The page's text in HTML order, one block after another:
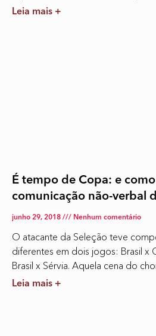
Leia mais +
É tempo de Copa: e
comunicação não-verbal
junho 29, 2018 Nenhum comentário
O atacante da Seleção teve
diferentes em dois jogos: Brasil x
Brasil x Sérvia. Aquela cena do
Leia mais +